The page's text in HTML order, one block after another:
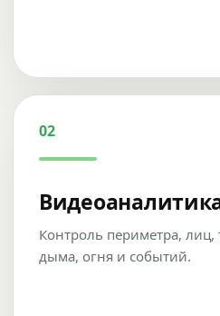
02
Контроль периметра, лиц,
дыма, огня и событий.